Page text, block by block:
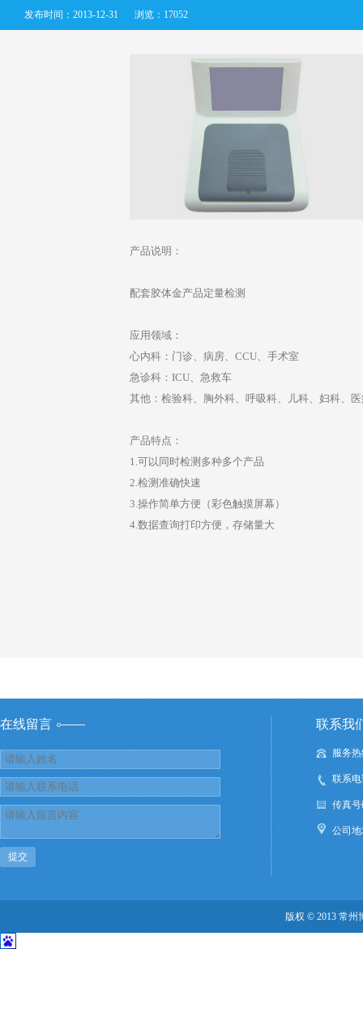
发布时间：2013-12-31 浏览：17052
产品说明：
配套胶体金产品定量检测
应用领域：
心内科：门诊、病房、CCU、手术室
急诊科：ICU、急救车
其他：检验科、胸外科、呼吸科、儿科、妇科、
产品特点：
1.可以同时检测多种多个产品
2.检测准确快速
3.操作简单方便（彩色触摸屏幕）
4.数据查询打印方便，存储量大
在线留言
提交
联系我
服务热
联系电
传真号
公司
版权 © 2013 常州